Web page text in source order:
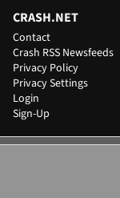
CRASH.NET
Contact
Crash RSS Newsfeeds
Privacy Policy
Privacy Settings
Login
Sign-Up